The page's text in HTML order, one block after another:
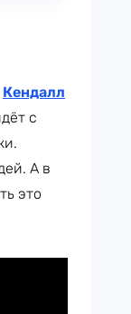
Кендалл
с
А в
это